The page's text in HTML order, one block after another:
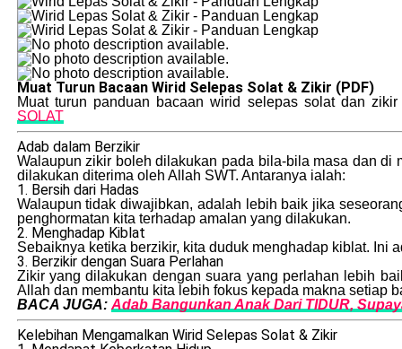
Muat Turun Bacaan Wirid Selepas Solat & Zikir (PDF)
Muat turun panduan bacaan wirid selepas solat dan
SOLAT
Adab dalam Berzikir
Walaupun zikir boleh dilakukan pada bila-bila masa dan di
dilakukan diterima oleh Allah SWT. Antaranya ialah:
1. Bersih dari Hadas
Walaupun tidak diwajibkan, adalah lebih baik jika
penghormatan kita terhadap amalan yang dilakukan.
2. Menghadap Kiblat
Sebaiknya ketika berzikir, kita duduk menghadap kiblat. Ini
3. Berzikir dengan Suara Perlahan
Zikir yang dilakukan dengan suara yang perlahan lebih
Allah dan membantu kita lebih fokus kepada makna setiap
BACA JUGA: Adab Bangunkan Anak Dari TIDUR,
Kelebihan Mengamalkan Wirid Selepas Solat & Zikir